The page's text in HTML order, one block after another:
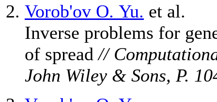
Vorob'ov O. Yu. et al.
Inverse problems for
of spread//
John Wiley & Sons, P. 1